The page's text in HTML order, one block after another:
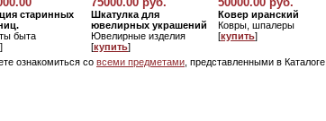
старинных
быта
]
Шкатулка для
ювелирных украшений
Ювелирные изделия
[купить]
Ковер иранский
Ковры, шпалеры
[купить]
ознакомиться со всеми предметами , представленными в Каталоге.